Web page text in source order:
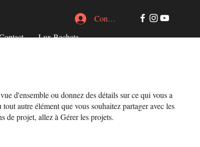
Lux Bachata
Connexion
d'ensemble ou donnez des détails sur ce qui vous a
autre élément que vous souhaitez partager avec les
de projet, allez à Gérer les projets.